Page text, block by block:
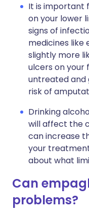
It is important
on your lower
signs of
medicines like
slightly more
ulcers on your
untreated and
risk of
Drinking
will affect the
can increase
your
about what
Can
problems?